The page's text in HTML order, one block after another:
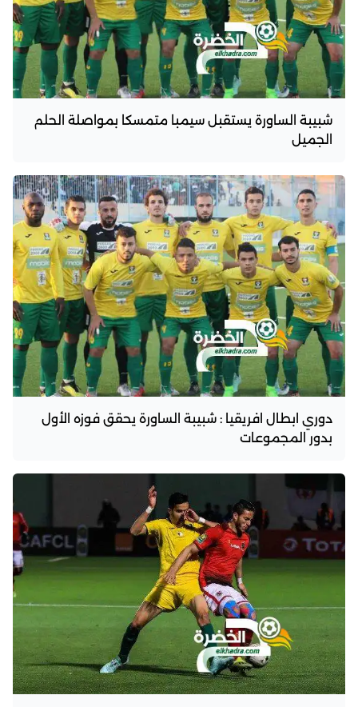
شبيبة الساورة يستقبل سيمبا متمسكا بمواصلة الحلم
الجميل
دوري ابطال افريقيا : شبيبة الساورة يحقق فوزه الأول
بدور المجموعات